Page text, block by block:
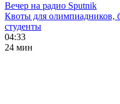
Вечер на радио Sputnik
Квоты для олимпиадников,
студенты
04:33
24 мин